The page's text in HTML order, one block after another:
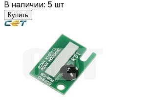
В наличии: 5 шт
Купить